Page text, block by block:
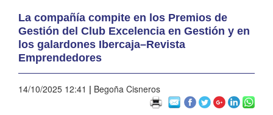
La compañía compite en los Premios de
Gestión del Club Excelencia en Gestión y en
los galardones Ibercaja–Revista
Emprendedores
14/10/2025 12:41 | Begoña Cisneros